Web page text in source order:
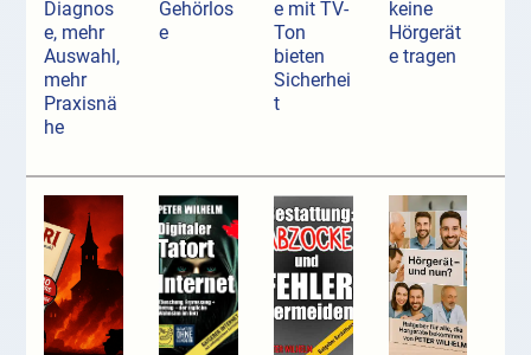
Diagnos
e, mehr
Auswahl,
mehr
Praxisnä
he
Gehörlos
e
e mit TV-
Ton
bieten
Sicherhei
t
keine
Hörgerät
e tragen